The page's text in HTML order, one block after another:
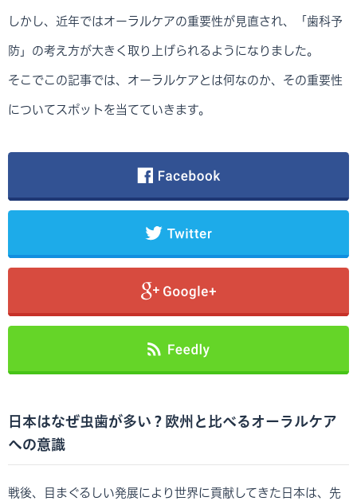
しかし、近年ではオーラルケアの重要性が見直され、「歯科予
防」の考え方が大きく取り上げられるようになりました。
そこでこの記事では、オーラルケアとは何なのか、その重要性
についてスポットを当てていきます。
日本はなぜ虫歯が多い？欧州と比べるオーラルケア
への意識
戦後、目まぐるしい発展により世界に貢献してきた日本は、先